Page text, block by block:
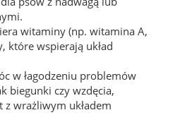
witaminy (np. witamina A,
które wspierają układ
w łagodzeniu problemów
biegunki czy wzdęcia,
z wrażliwym układem